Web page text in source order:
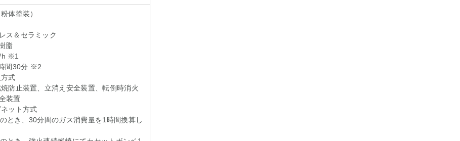
体塗装）
ス＆セラミック
脂
h ※1
間30分 ※2
式
防止装置、立消え安全装置、転倒時消火
装置
ット方式
とき、30分間のガス消費量を1時間換算し